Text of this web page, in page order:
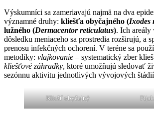
Výskumníci sa zameriavajú najmä na dva
významné druhy: kliešťa obyčajného (Ixodes
lužného (Dermacentor reticulatus). Ich areály
dôsledku meniaceho sa prostredia rozširujú, a
prenosu infekčných ochorení. V teréne sa
metodiky: vlajkovanie – systematický zber
kliešťové záhradky, ktoré umožňujú sledovať
sezónnu aktivitu jednotlivých vývojových
Kliešť obyčajný